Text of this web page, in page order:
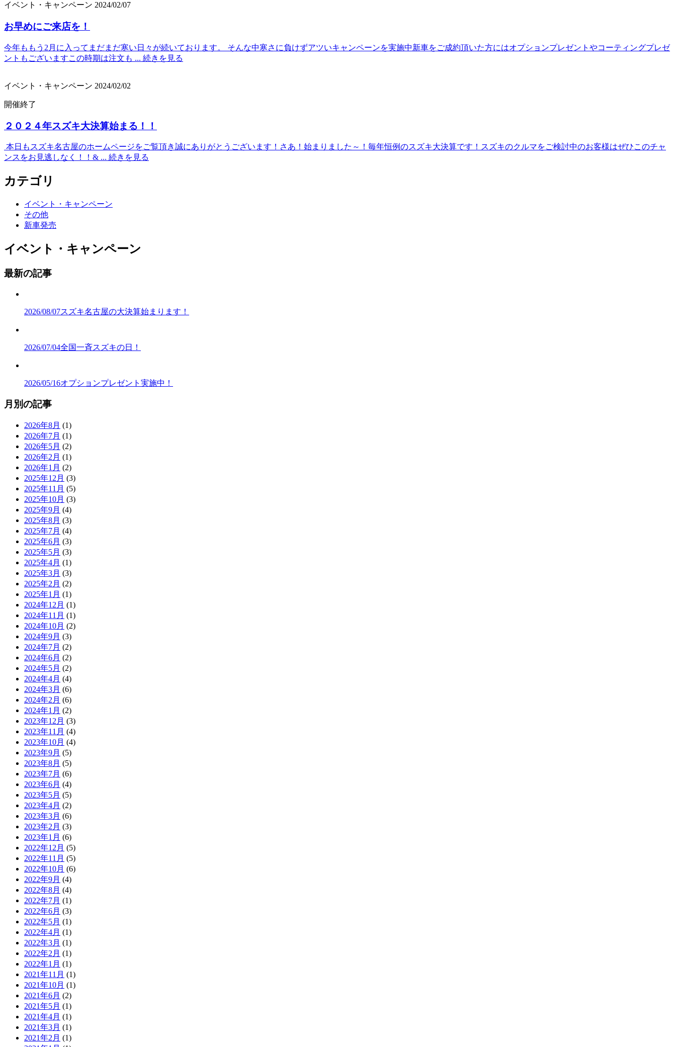
イベント・キャンペーン 2024/02/07
お早めにご来店を！
今年ももう2月に入ってまだまだ寒い日々が続いております。 そんな中寒さに負けずアツいキャンペーンを実施中新車をご成約頂いた方にはオプションプレゼントやコーティングプレゼ
ントもございますこの時期は注文も ... 続きを見る
イベント・キャンペーン 2024/02/02
開催終了
２０２４年スズキ大決算始まる！！
本日もスズキ名古屋のホームページをご覧頂き誠にありがとうございます！さあ！始まりました～！毎年恒例のスズキ大決算です！スズキのクルマをご検討中のお客様はぜひこのチャ
ンスをお見逃しなく！！& ... 続きを見る
カテゴリ
イベント・キャンペーン
その他
新車発売
イベント・キャンペーン
最新の記事
2026/08/07スズキ名古屋の大決算始まります！
2026/07/04全国一斉スズキの日！
2026/05/16オプションプレゼント実施中！
月別の記事
2026年8月 (1)
2026年7月 (1)
2026年5月 (2)
2026年2月 (1)
2026年1月 (2)
2025年12月 (3)
2025年11月 (5)
2025年10月 (3)
2025年9月 (4)
2025年8月 (3)
2025年7月 (4)
2025年6月 (3)
2025年5月 (3)
2025年4月 (1)
2025年3月 (3)
2025年2月 (2)
2025年1月 (1)
2024年12月 (1)
2024年11月 (1)
2024年10月 (2)
2024年9月 (3)
2024年7月 (2)
2024年6月 (2)
2024年5月 (2)
2024年4月 (4)
2024年3月 (6)
2024年2月 (6)
2024年1月 (2)
2023年12月 (3)
2023年11月 (4)
2023年10月 (4)
2023年9月 (5)
2023年8月 (5)
2023年7月 (6)
2023年6月 (4)
2023年5月 (5)
2023年4月 (2)
2023年3月 (6)
2023年2月 (3)
2023年1月 (6)
2022年12月 (5)
2022年11月 (5)
2022年10月 (6)
2022年9月 (4)
2022年8月 (4)
2022年7月 (1)
2022年6月 (3)
2022年5月 (1)
2022年4月 (1)
2022年3月 (1)
2022年2月 (1)
2022年1月 (1)
2021年11月 (1)
2021年10月 (1)
2021年6月 (2)
2021年5月 (1)
2021年4月 (1)
2021年3月 (1)
2021年2月 (1)